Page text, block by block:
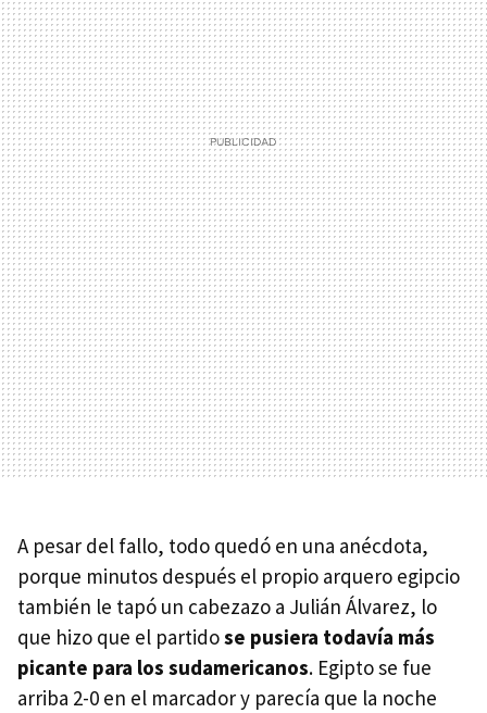
A pesar del fallo, todo quedó en una anécdota,
porque minutos después el propio arquero egipcio
también le tapó un cabezazo a Julián Álvarez, lo
que hizo que el partidose pusiera todavía más
picante para los sudamericanos. Egipto se fue
arriba 2-0 en el marcador y parecía que la noche